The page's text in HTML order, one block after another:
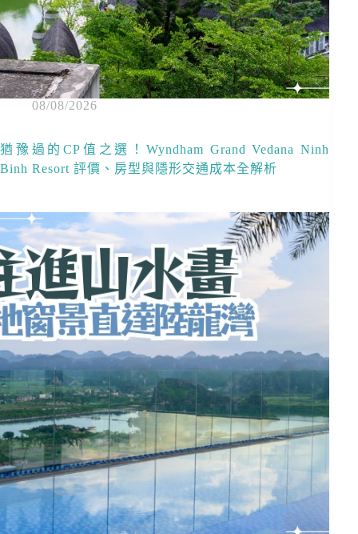
08/08/2026
猶豫過的CP值之選！Wyndham Grand Vedana Ninh
Binh Resort 評價、房型與隱形交通成本全解析